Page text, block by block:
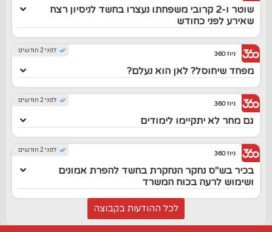
שוטר ו-2 קרובי משפחתו נעצרו בחשד לניסיון רצח
שאירע לפני כחודש
לפני 2 חודשים ניוז 360
מפחד שיחוסל? לאן הוא נעלם?
לפני 2 חודשים ניוז 360
גם מחר לא יתקיימו לימודים
לפני 2 חודשים ניוז 360
בכיר בש"ס נחקר הנחקרת בחשד להפרת אמונים
ושימוש לרעה בכוח המשרד
לכל ההודעות בקבוצה